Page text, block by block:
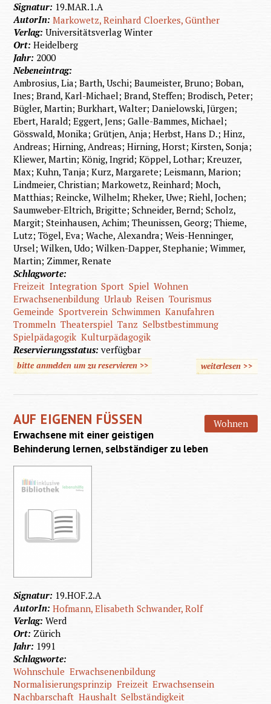
Signatur: 19.MAR.1.A
AutorIn:Markowetz, Reinhard Cloerkes, Günther
Verlag:Universitätsverlag Winter
Ort:Heidelberg
Jahr: 2000
Nebeneintrag:
Ambrosius, Lia; Barth, Uschi; Baumeister, Bruno; Boban,
Ines; Brand, Karl-Michael; Brand, Steffen; Brodisch, Peter;
Bügler, Martin; Burkhart, Walter; Danielowski, Jürgen;
Ebert, Harald; Eggert, Jens; Galle-Bammes, Michael;
Gösswald, Monika; Grütjen, Anja; Herbst, Hans D.; Hinz,
Andreas; Hirning, Andreas; Hirning, Horst; Kirsten, Sonja;
Kliewer, Martin; König, Ingrid; Köppel, Lothar; Kreuzer,
Max; Kuhn, Tanja; Kurz, Margarete; Leismann, Marion;
Lindmeier, Christian; Markowetz, Reinhard; Moch,
Matthias; Reincke, Wilhelm; Rheker, Uwe; Riehl, Jochen;
Saumweber-Eltrich, Brigitte; Schneider, Bernd; Scholz,
Margit; Steinhausen, Achim; Theunissen, Georg; Thieme,
Lutz; Tögel, Eva; Wache, Alexandra; Weis-Henninger,
Ursel; Wilken, Udo; Wilken-Dapper, Stephanie; Wimmer,
Martin; Zimmer, Renate
Schlagworte:
Freizeit Integration Sport Spiel Wohnen
Erwachsenenbildung Urlaub Reisen Tourismus
Gemeinde Sportverein Schwimmen Kanufahren
Trommeln Theaterspiel Tanz Selbstbestimmung
Spielpädagogik Kulturpädagogik
Reservierungsstatus:verfügbar
bitte anmelden um zu reservieren >> weiterlesen>>
AUF EIGENEN FÜSSEN Wohnen
Erwachsene mit einer geistigen
Behinderung lernen, selbständiger zu leben
Signatur: 19.HOF.2.A
AutorIn:Hofmann, Elisabeth Schwander, Rolf
Verlag:Werd
Ort: Zürich
Jahr: 1991
Schlagworte:
Wohnschule Erwachsenenbildung
Normalisierungsprinzip Freizeit Erwachsensein
Nachbarschaft Haushalt Selbständigkeit